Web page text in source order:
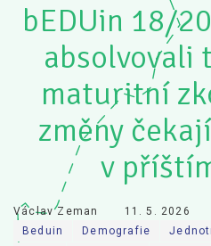
Analýzy
Audit vzdělávacího systému
Všechny analýzy
Pro média
Tiskové zprávy
Pro média
bEDUin 18/
absolvovali
maturitní
změny
v
Václav Zeman
11. 5. 2026
Beduin
Demografie